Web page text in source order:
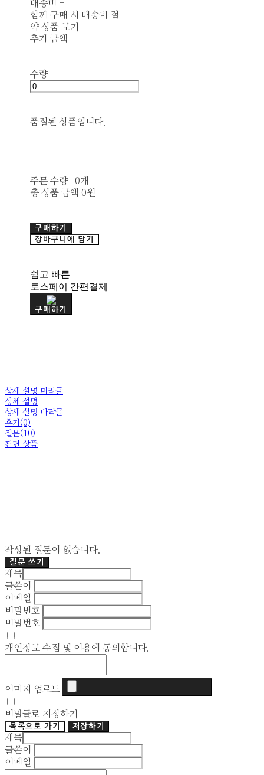
배송비 -
함께 구매 시 배송비 절
약 상품 보기
추가 금액
수량
품절된 상품입니다.
주문 수량
0개
총 상품 금액 0원
구매하기
장바구니에 담기
쉽고 빠른
토스페이 간편결제
구매하기
상세 설명 머리글
상세 설명
상세 설명 바닥글
후기(0)
질문(10)
관련 상품
작성된 질문이 없습니다.
질문 쓰기
제목
글쓴이
이메일
비밀번호
비밀번호
개인정보 수집 및 이용에 동의합니다.
이미지 업로드
비밀글로 지정하기
목록으로 가기 저장하기
제목
글쓴이
이메일